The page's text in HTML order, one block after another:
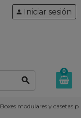
search
person Iniciar sesión
0
Boxes modulares y casetas